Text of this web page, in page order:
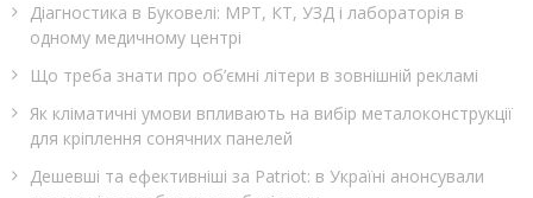
Діагностика в Буковелі: МРТ, КТ, УЗД і лабораторія в
одному медичному центрі
Що треба знати про об’ємні літери в зовнішній рекламі
Як кліматичні умови впливають на вибір металоконструкції
для кріплення сонячних панелей
Дешевші та ефективніші за Patriot: в Україні анонсували